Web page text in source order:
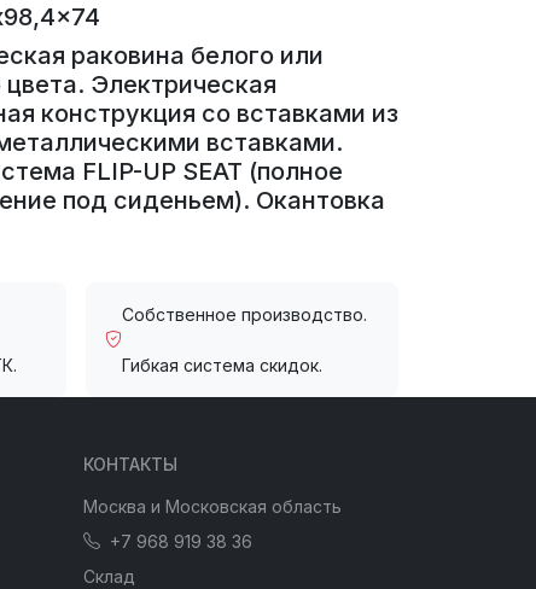
раковина белого или
Электрическая
конструкция со вставками из
вставками.
FLIP-UP SEAT (полное
под сиденьем). Окантовка
Собственное производство.
Гибкая система скидок.
КОНТАКТЫ
Москва и Московская область
+7 968 919 38 36
Склад